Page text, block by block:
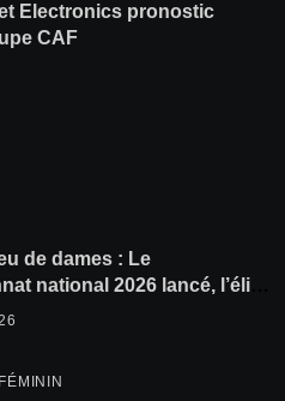
Electronics pronostic
CAF
de dames : Le
national 2026 lancé, l’élite
la conquête du sacre